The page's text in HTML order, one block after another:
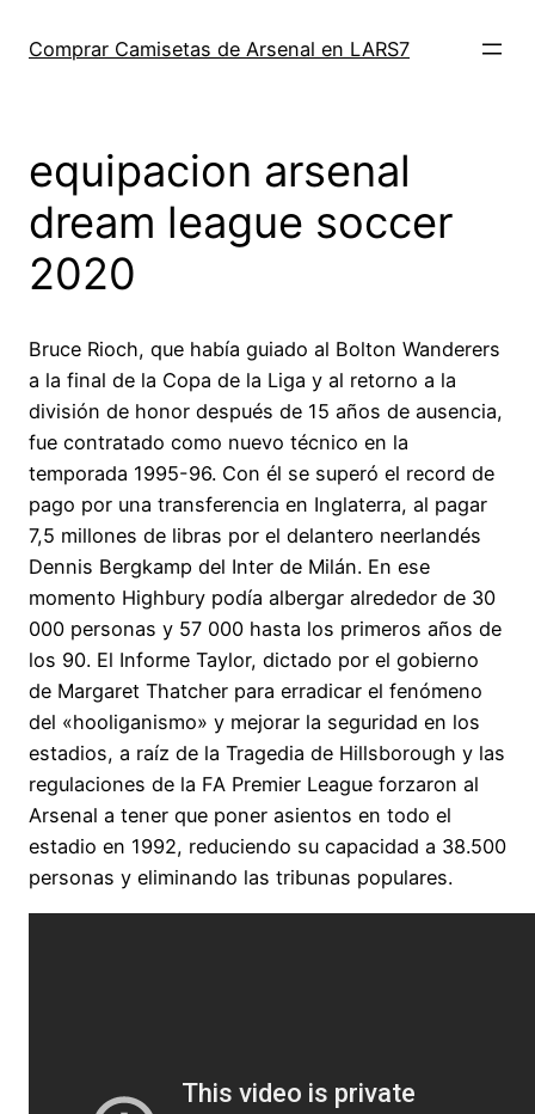
Comprar Camisetas de Arsenal en LARS7
equipacion arsenal
dream league soccer
2020
Bruce Rioch, que había guiado al Bolton Wanderers
a la final de la Copa de la Liga y al retorno a la
división de honor después de 15 años de ausencia,
fue contratado como nuevo técnico en la
temporada 1995-96. Con él se superó el record de
pago por una transferencia en Inglaterra, al pagar
7,5 millones de libras por el delantero neerlandés
Dennis Bergkamp del Inter de Milán. En ese
momento Highbury podía albergar alrededor de 30
000 personas y 57 000 hasta los primeros años de
los 90. El Informe Taylor, dictado por el gobierno
de Margaret Thatcher para erradicar el fenómeno
del «hooliganismo» y mejorar la seguridad en los
estadios, a raíz de la Tragedia de Hillsborough y las
regulaciones de la FA Premier League forzaron al
Arsenal a tener que poner asientos en todo el
estadio en 1992, reduciendo su capacidad a 38.500
personas y eliminando las tribunas populares.